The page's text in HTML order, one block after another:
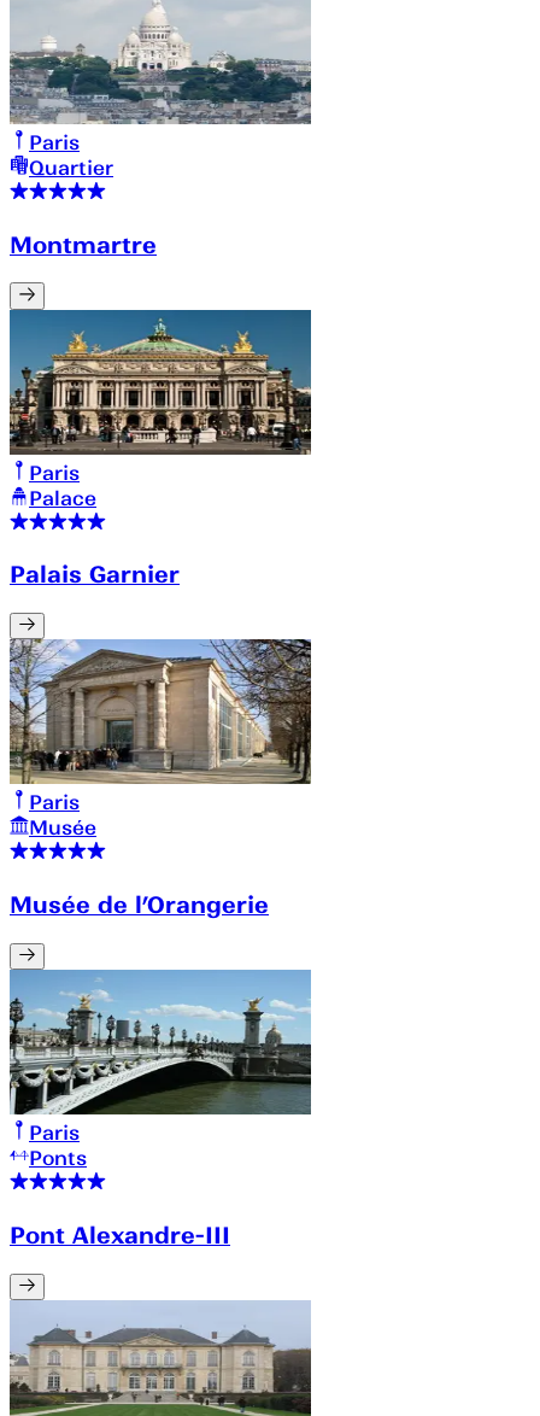
Paris
Quartier
Montmartre
Paris
Palace
Palais Garnier
Paris
Musée
Musée de l’Orangerie
Paris
Ponts
Pont Alexandre-III